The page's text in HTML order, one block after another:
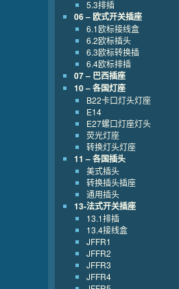
5.3排插
06 – 欧式开关插座
6.1欧标接线盒
6.2欧标插头
6.3欧标转换插
6.4欧标排插
07 – 巴西插座
10 – 各国灯座
B22卡口灯头灯座
E14
E27螺口灯座灯头
荧光灯座
转换灯头灯座
11 – 各国插头
美式插头
转换插头插座
通用插头
13-法式开关插座
13.1排插
13.4接线盒
JFFR1
JFFR2
JFFR3
JFFR4